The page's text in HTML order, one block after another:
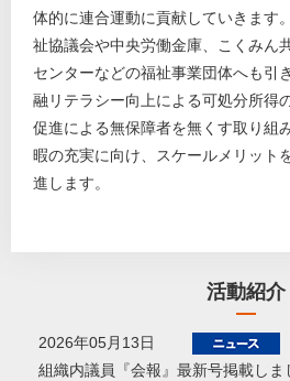
体的に連合運動に貢献していきます
祉協議会や中央労働金庫、こくみん
センターなどの福祉事業団体へも引
融リテラシー向上による可処分所得
促進による無保障者を無くす取り組
暇の充実に向け、スケールメリット
進します。
活動紹介
2026年05月13日
組織内議員『会報』最新号掲載しま